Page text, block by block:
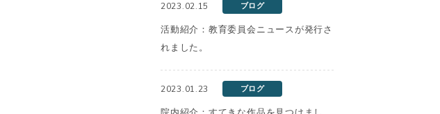
2023.02.15 ブログ
活動紹介：教育委員会ニュースが発行さ
れました。
2023.01.23 ブログ